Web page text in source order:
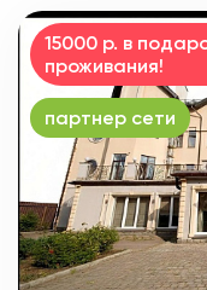
15000 р. в
проживания!
партнер сети